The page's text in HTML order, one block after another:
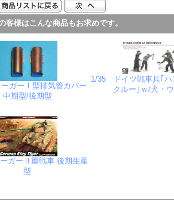
客様はこんな商品もお求めです。
ーガーⅠ型排気管カバー
中期型/後期型
1/35 ドイツ戦車兵｢ハ
クルー｣ｗ/犬・
ガーⅡ重戦車 後期生産
型